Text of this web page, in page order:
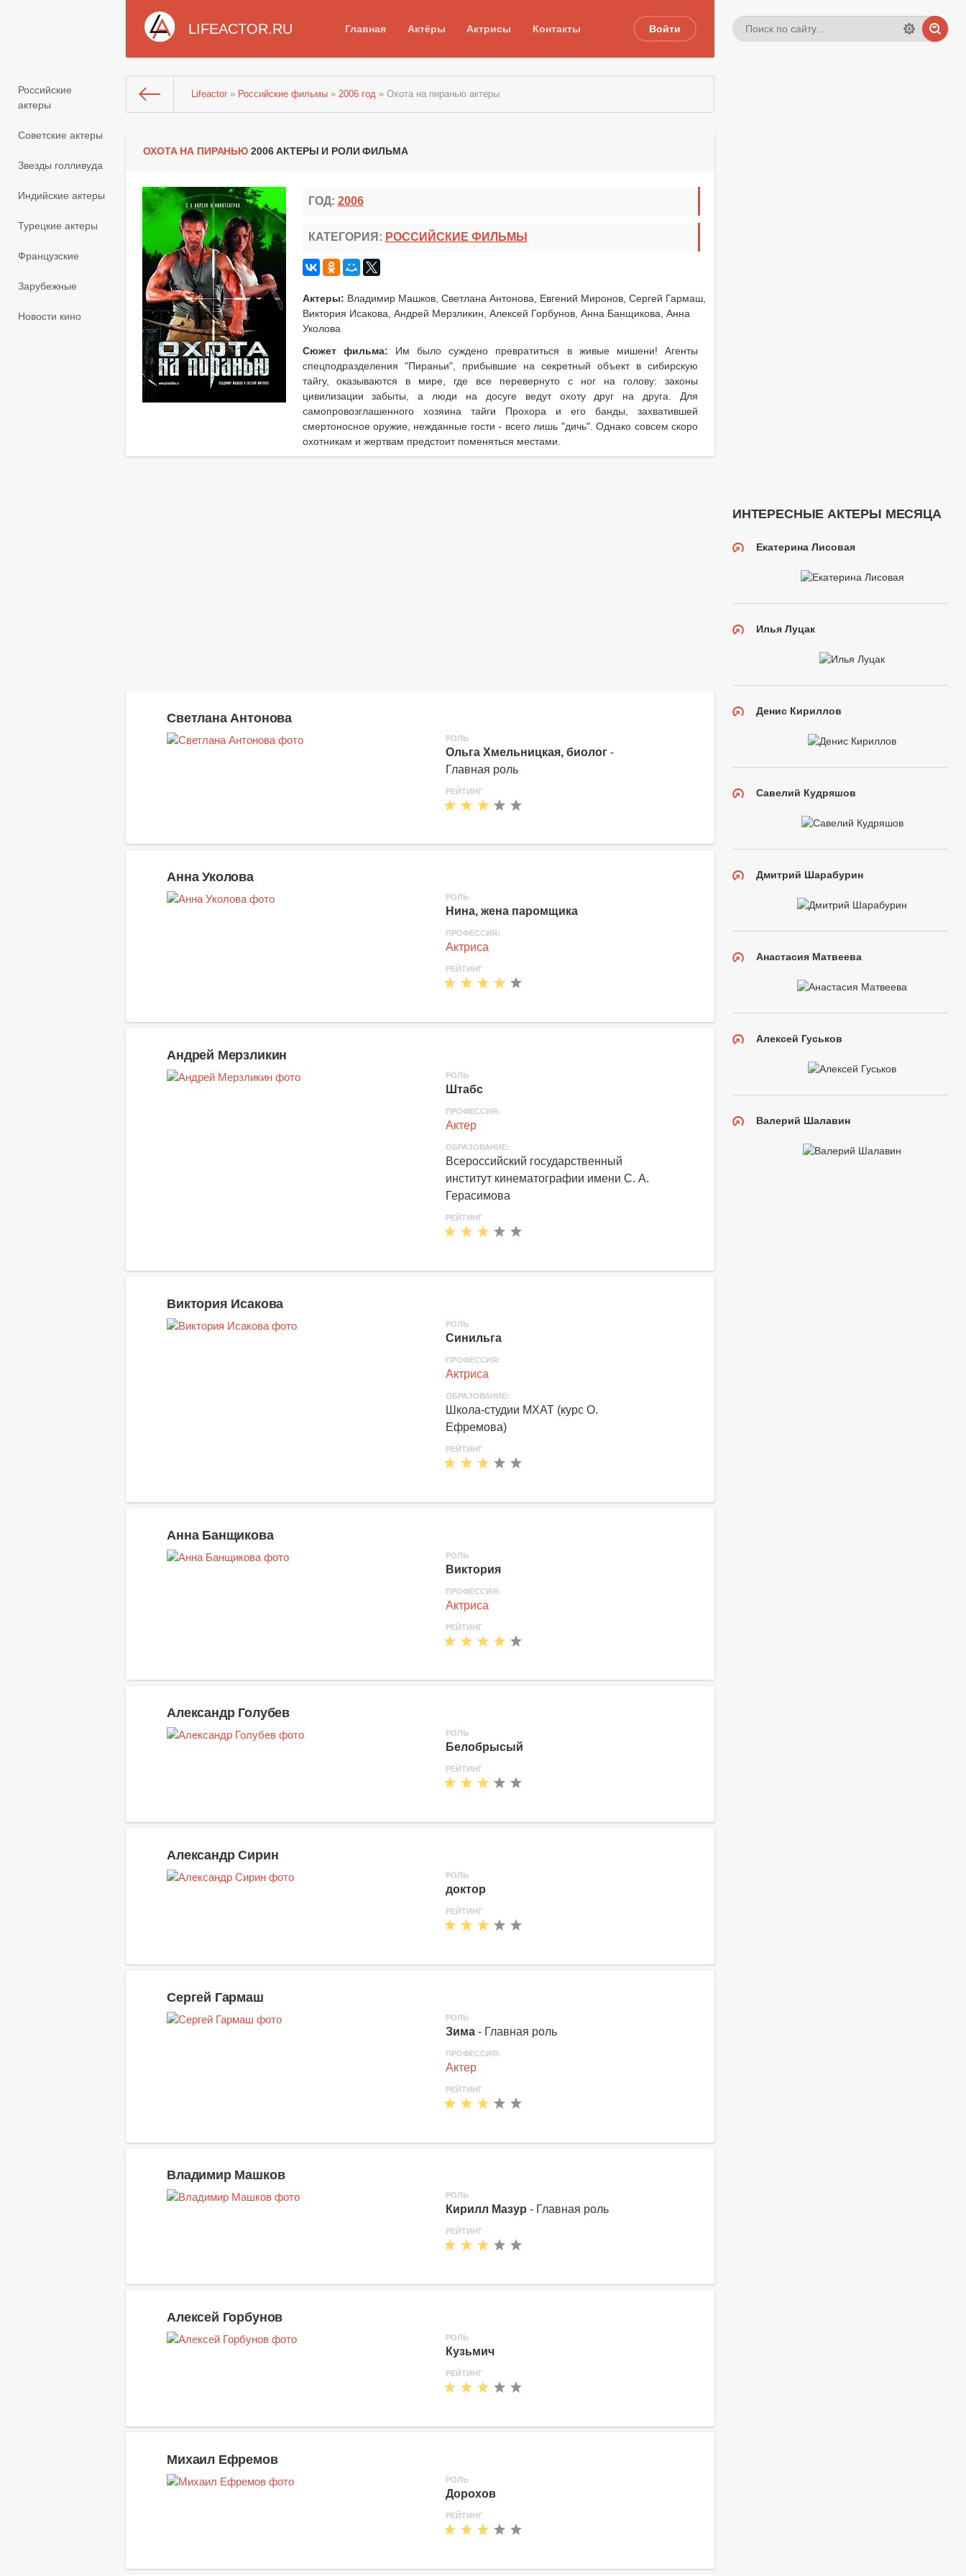
LIFEACTOR.RU Главная Актёры Актрисы Контакты Войти
Российские
актеры
Советские актеры
Звезды голливуда
Индийские актеры
Турецкие актеры
Французские
Зарубежные
Новости кино
Lifeactor » Российские фильмы »2006 год » Охота на пиранью актеры
ОХОТА НА ПИРАНЬЮ 2006 АКТЕРЫ И РОЛИ ФИЛЬМА
ГОД: 2006
КАТЕГОРИЯ: РОССИЙСКИЕ ФИЛЬМЫ
Актеры: Владимир Машков, Светлана Антонова, Евгений Миронов, Сергей Гармаш,
Виктория Исакова, Андрей Мерзликин, Алексей Горбунов, Анна Банщикова, Анна
Уколова
Сюжет фильма: Им было суждено превратиться в живые мишени! Агенты
спецподразделения "Пираньи", прибывшие на секретный объект в сибирскую
тайгу, оказываются в мире, где все перевернуто с ног на голову: законы
цивилизации забыты, а люди на досуге ведут охоту друг на друга. Для
самопровозглашенного хозяина тайги Прохора и его банды, захватившей
смертоносное оружие, нежданные гости - всего лишь "дичь". Однако совсем скоро
охотникам и жертвам предстоит поменяться местами.
Светлана Антонова
РОЛЬ
Ольга Хмельницкая, биолог-
Главная роль
РЕЙТИНГ
Анна Уколова
РОЛЬ
Нина, жена паромщика
ПРОФЕССИЯ:
Актриса
РЕЙТИНГ
Андрей Мерзликин
РОЛЬ
Штабс
ПРОФЕССИЯ:
Актер
ОБРАЗОВАНИЕ:
Всероссийский государственный
институт кинематографии имени С. А.
Герасимова
РЕЙТИНГ
Виктория Исакова
РОЛЬ
Синильга
ПРОФЕССИЯ:
Актриса
ОБРАЗОВАНИЕ:
Школа-студии МХАТ (курс О.
Ефремова)
РЕЙТИНГ
Анна Банщикова
РОЛЬ
Виктория
ПРОФЕССИЯ:
Актриса
РЕЙТИНГ
Александр Голубев
РОЛЬ
Белобрысый
РЕЙТИНГ
Александр Сирин
РОЛЬ
доктор
РЕЙТИНГ
Сергей Гармаш
РОЛЬ
Зима- Главная роль
ПРОФЕССИЯ:
Актер
РЕЙТИНГ
Владимир Машков
РОЛЬ
Кирилл Мазур - Главная роль
РЕЙТИНГ
Алексей Горбунов
РОЛЬ
Кузьмич
РЕЙТИНГ
Михаил Ефремов
РОЛЬ
Дорохов
РЕЙТИНГ
ИНТЕРЕСНЫЕ АКТЕРЫ МЕСЯЦА
Екатерина Лисовая
Илья Луцак
Денис Кириллов
Савелий Кудряшов
Дмитрий Шарабурин
Анастасия Матвеева
Алексей Гуськов
Валерий Шалавин